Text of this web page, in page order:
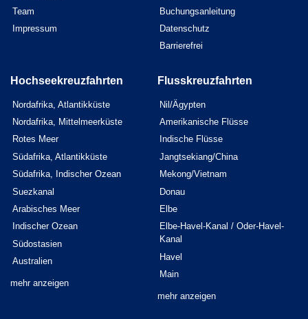
Team
Impressum
Buchungsanleitung
Datenschutz
Barrierefrei
Hochseekreuzfahrten
Nordafrika, Atlantikküste
Nordafrika, Mittelmeerküste
Rotes Meer
Südafrika, Atlantikküste
Südafrika, Indischer Ozean
Suezkanal
Arabisches Meer
Indischer Ozean
Südostasien
Australien
mehr anzeigen
Flusskreuzfahrten
Nil/Ägypten
Amerikanische Flüsse
Indische Flüsse
Jangtsekiang/China
Mekong/Vietnam
Donau
Elbe
Elbe-Havel-Kanal / Oder-Havel-
Kanal
Havel
Main
mehr anzeigen